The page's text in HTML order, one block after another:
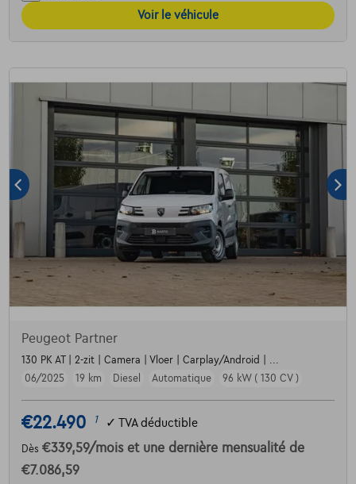
Voir le véhicule
Peugeot Partner
130 PK AT | 2-zit | Camera | Vloer | Carplay/Android | ...
06/2025
19 km Diesel Automatique 96 kW ( 130 CV )
€22.490 1 ✓ TVA déductible
Dès €339,59/mois et une dernière mensualité de
€7.086,59